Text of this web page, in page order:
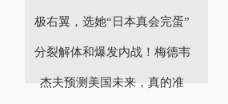
极右翼，选她“日本真会完蛋”
分裂解体和爆发内战！梅德韦
杰夫预测美国未来，真的准